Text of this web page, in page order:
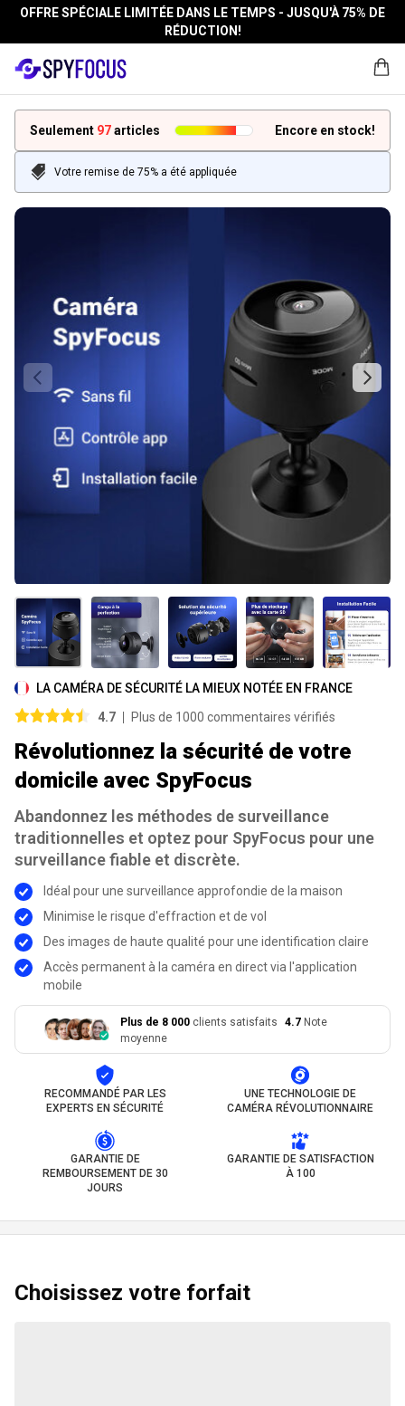
OFFRE SPÉCIALE LIMITÉE DANS LE TEMPS - JUSQU'À 75% DE
RÉDUCTION!
Seulement 97articles Encore en stock!
Votre remise de 75% a été appliquée
LA CAMÉRA DE SÉCURITÉ LA MIEUX NOTÉE EN FRANCE
4.7
Plus de 1000 commentaires vérifiés
Révolutionnez la sécurité de votre
domicile avec SpyFocus
Abandonnez les méthodes de surveillance
traditionnelles et optez pour SpyFocus pour une
surveillance fiable et discrète.
Idéal pour une surveillance approfondie de la maison
Minimise le risque d'effraction et de vol
Des images de haute qualité pour une identification claire
Accès permanent à la caméra en direct via l'application
mobile
Plus de 8 000 clients satisfaits 4.7 Note
moyenne
RECOMMANDÉ PAR LES
EXPERTS EN SÉCURITÉ
UNE TECHNOLOGIE DE
CAMÉRA RÉVOLUTIONNAIRE
GARANTIE DE
REMBOURSEMENT DE 30
JOURS
GARANTIE DE SATISFACTION
À 100
Choisissez votre forfait